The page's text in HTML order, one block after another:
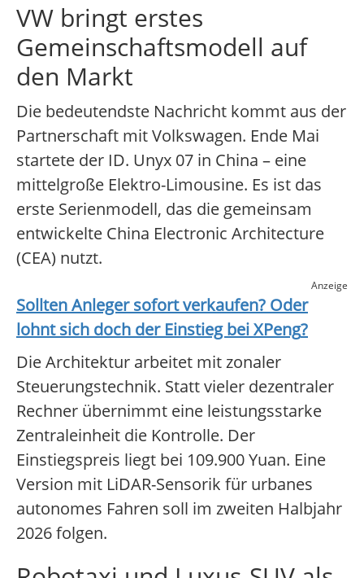
VW bringt erstes
Gemeinschaftsmodell auf
den Markt
Die bedeutendste Nachricht kommt aus der
Partnerschaft mit Volkswagen. Ende Mai
startete der ID. Unyx 07 in China – eine
mittelgroße Elektro-Limousine. Es ist das
erste Serienmodell, das die gemeinsam
entwickelte China Electronic Architecture
(CEA) nutzt.
Anzeige
Sollten Anleger sofort verkaufen? Oder
lohnt sich doch der Einstieg beiXPeng?
Die Architektur arbeitet mit zonaler
Steuerungstechnik. Statt vieler dezentraler
Rechner übernimmt eine leistungsstarke
Zentraleinheit die Kontrolle. Der
Einstiegspreis liegt bei 109.900 Yuan. Eine
Version mit LiDAR-Sensorik für urbanes
autonomes Fahren soll im zweiten Halbjahr
2026 folgen.